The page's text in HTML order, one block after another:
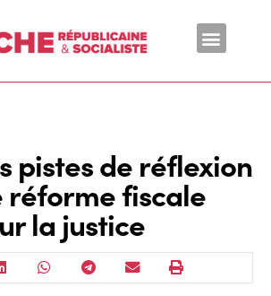
pistes de réflexion
réforme fiscale
la justice